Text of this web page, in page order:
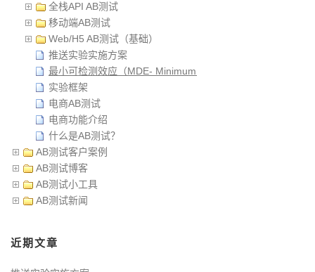
全栈API AB测试
移动端AB测试
Web/H5 AB测试（基础）
推送实验实施方案
最小可检测效应（MDE- Minimum Detectable Effect）
实验框架
电商AB测试
电商功能介绍
什么是AB测试？
AB测试客户案例
AB测试博客
AB测试小工具
AB测试新闻
近期文章